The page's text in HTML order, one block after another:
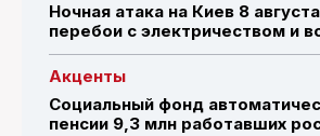
Ночная атака на Киев 8
перебои с электричеством и
Акценты
Социальный фонд
пенсии 9,3 млн работавших